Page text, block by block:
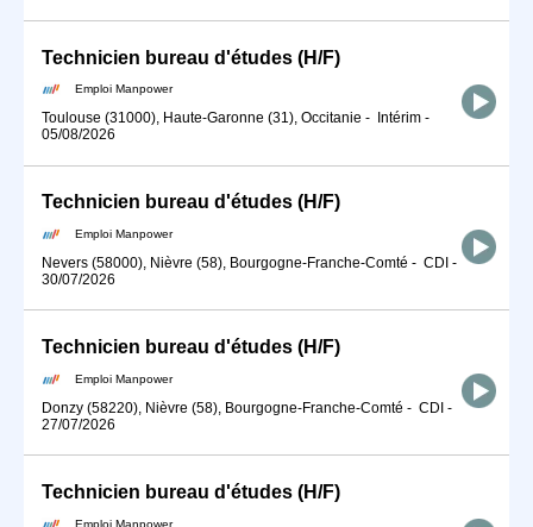
Technicien bureau d'études (H/F)
Emploi Manpower
Toulouse (31000), Haute-Garonne (31), Occitanie - Intérim -
05/08/2026
Technicien bureau d'études (H/F)
Emploi Manpower
Nevers (58000), Nièvre (58), Bourgogne-Franche-Comté - CDI -
30/07/2026
Technicien bureau d'études (H/F)
Emploi Manpower
Donzy (58220), Nièvre (58), Bourgogne-Franche-Comté - CDI -
27/07/2026
Technicien bureau d'études (H/F)
Emploi Manpower